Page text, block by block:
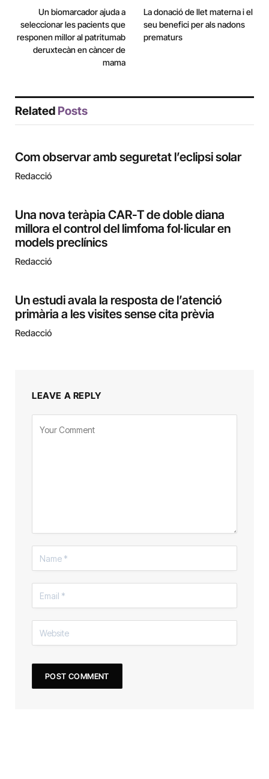
Un biomarcador ajuda a
seleccionar les pacients que
responen millor al patritumab
deruxtecàn en càncer de
mama
La donació de llet materna i el
seu benefici per als nadons
prematurs
Related Posts
Com observar amb seguretat l’eclipsi solar
Redacció
Una nova teràpia CAR-T de doble diana
millora el control del limfoma fol·licular en
models preclínics
Redacció
Un estudi avala la resposta de l’atenció
primària a les visites sense cita prèvia
Redacció
LEAVE A REPLY